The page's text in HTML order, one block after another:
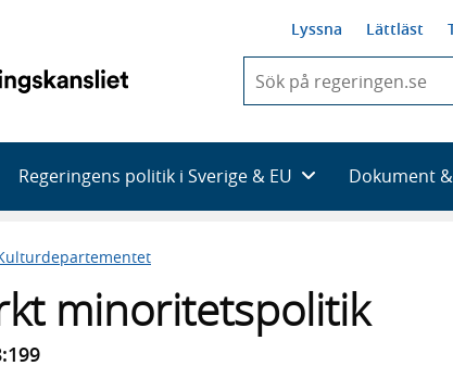
Lyssna Lättläst
du
skriva
framträder
en
Regeringens politik i Sverige & EU Dokument
minoritetspolitik